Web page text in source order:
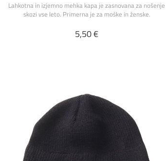
Lahkotna in izjemno mehka kapa je zasnovana za nošenje
skozi vse leto. Primerna je za moške in ženske.
5,50 €